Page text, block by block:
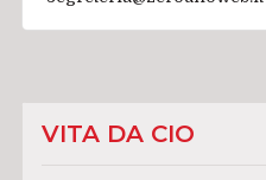
VITA DA CIO